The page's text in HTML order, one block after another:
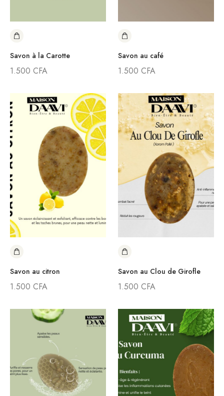
Savon à la Carotte
1.500 CFA
Savon au café
1.500 CFA
Savon au citron
1.500 CFA
Savon au Clou de Girofle
1.500 CFA